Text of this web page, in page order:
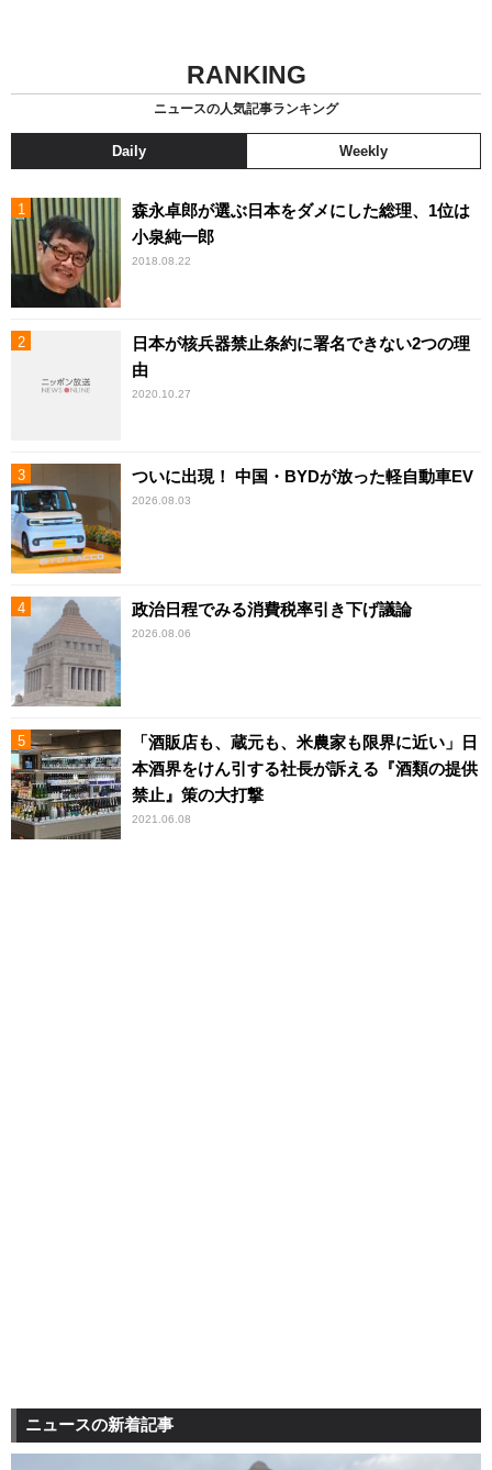
RANKING
ニュースの人気記事ランキング
Daily Weekly
森永卓郎が選ぶ日本をダメにした総理、1位は
小泉純一郎
2018.08.22
日本が核兵器禁止条約に署名できない2つの理
由
2020.10.27
ついに出現！ 中国・BYDが放った軽自動車EV
2026.08.03
政治日程でみる消費税率引き下げ議論
2026.08.06
「酒販店も、蔵元も、米農家も限界に近い」日
本酒界をけん引する社長が訴える『酒類の提供
禁止』策の大打撃
2021.06.08
ニュースの新着記事